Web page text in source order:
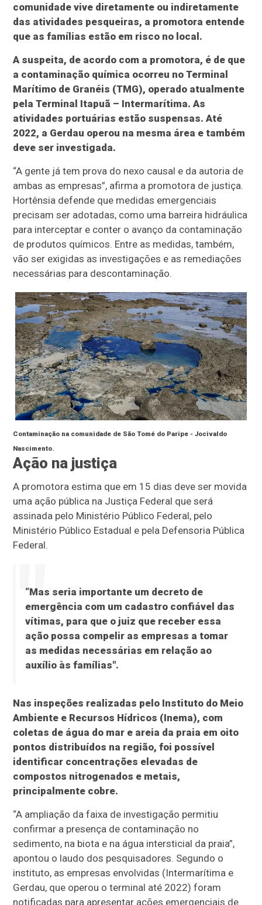
comunidade vive diretamente ou indiretamente
das atividades pesqueiras, a promotora entende
que as famílias estão em risco no local.
A suspeita, de acordo com a promotora, é de que
a contaminação química ocorreu no Terminal
Marítimo de Granéis (TMG), operado atualmente
pela Terminal Itapuã – Intermarítima. As
atividades portuárias estão suspensas. Até
2022, a Gerdau operou na mesma área e também
deve ser investigada.
“A gente já tem prova do nexo causal e da autoria de
ambas as empresas”, afirma a promotora de justiça.
Hortênsia defende que medidas emergenciais
precisam ser adotadas, como uma barreira hidráulica
para interceptar e conter o avanço da contaminação
de produtos químicos. Entre as medidas, também,
vão ser exigidas as investigações e as remediações
necessárias para descontaminação.
Contaminação na comunidade de São Tomé do Paripe -Jocivaldo
Nascimento.
Ação na justiça
A promotora estima que em 15 dias deve ser movida
uma ação pública na Justiça Federal que será
assinada pelo Ministério Público Federal, pelo
Ministério Público Estadual e pela Defensoria Pública
Federal.
“Mas seria importante um decreto de
emergência com um cadastro confiável das
vítimas, para que o juiz que receber essa
ação possa compelir as empresas a tomar
as medidas necessárias em relação ao
auxílio às famílias".
Nas inspeções realizadas pelo Instituto do Meio
Ambiente e Recursos Hídricos (Inema), com
coletas de água do mar e areia da praia em oito
pontos distribuídos na região, foi possível
identificar concentrações elevadas de
compostos nitrogenados e metais,
principalmente cobre.
“A ampliação da faixa de investigação permitiu
confirmar a presença de contaminação no
sedimento, na biota e na água intersticial da praia”,
apontou o laudo dos pesquisadores. Segundo o
instituto, as empresas envolvidas (Intermarítima e
Gerdau, que operou o terminal até 2022) foram
notificadas para apresentar ações emergenciais de